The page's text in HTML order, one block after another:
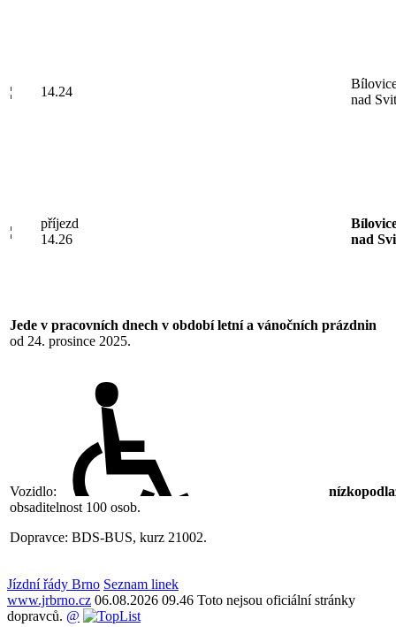
¦ 14.24
nad
¦
příjezd
14.26
nad
Jede v pracovních dnech v období letní a vánočních prázdnin
od 24. prosince 2025.
Vozidlo:
obsaditelnost 100 osob.
Dopravce: BDS-BUS, kurz 21002.
Jízdní řády Brno Seznam linek
www.jrbrno.cz 06.08.2026 09.46 Toto nejsou oficiální stránky
dopravců. @